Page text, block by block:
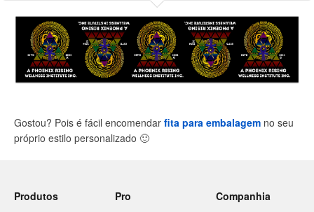
Gostou? Pois é fácil encomendar fita para embalagem no seu
próprio estilo personalizado 🙂
Produtos
Pro
Companhia